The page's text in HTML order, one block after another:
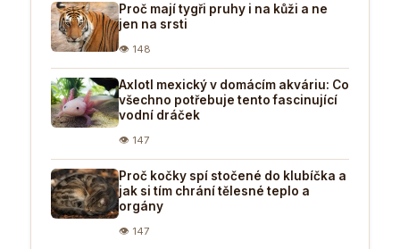
Proč mají tygři pruhy i na kůži a ne
jen na srsti
👁 148
Axlotl mexický v domácím akváriu: Co
všechno potřebuje tento fascinující
vodní dráček
👁 147
Proč kočky spí stočené do klubíčka a
jak si tím chrání tělesné teplo a
orgány
👁 147